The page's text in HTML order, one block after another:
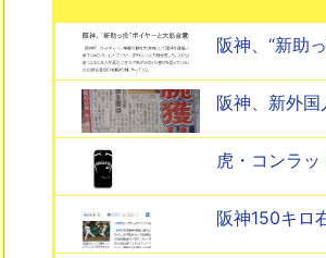
阪神、“新助
阪神、新外
虎・コンラッ
阪神150キロ